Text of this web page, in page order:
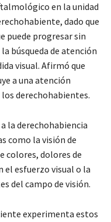
en la unidad
dado que
puede progresar sin
búsqueda de atención
visual. Afirmó que
a una atención
derechohabientes.
la derechohabiencia
como la visión de
colores, dolores de
el esfuerzo visual o la
del campo de visión.
experimenta estos